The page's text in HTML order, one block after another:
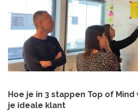
Hoe je in 3 stappen Top of
je ideale klant